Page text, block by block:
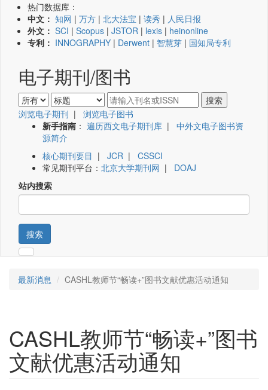
热门数据库：
中文： 知网 | 万方 | 北大法宝 | 读秀 | 人民日报
外文： SCI | Scopus | JSTOR | lexis | heinonline
专利： INNOGRAPHY | Derwent | 智慧芽 | 国知局专利
电子期刊/图书
浏览电子期刊 | 浏览电子图书
新手指南 ： 遍历西文电子期刊库 | 中外文电子图书资
源简介
核心期刊要目 | JCR | CSSCI
常见期刊平台： 北京大学期刊网 | DOAJ
站内搜索
搜索
最新消息 CASHL教师节“畅读+”图书文献优惠活动通知
CASHL教师节“畅读+”图书
文献优惠活动通知